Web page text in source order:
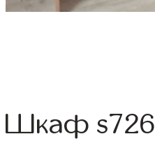
Шкаф s726